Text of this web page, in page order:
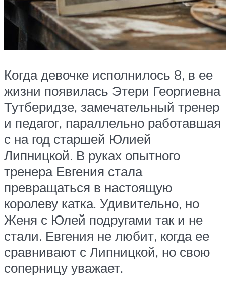
Когда девочке исполнилось 8, в ее
жизни появилась Этери Георгиевна
Тутберидзе, замечательный тренер
и педагог, параллельно работавшая
с на год старшей Юлией
Липницкой. В руках опытного
тренера Евгения стала
превращаться в настоящую
королеву катка. Удивительно, но
Женя с Юлей подругами так и не
стали. Евгения не любит, когда ее
сравнивают с Липницкой, но свою
соперницу уважает.